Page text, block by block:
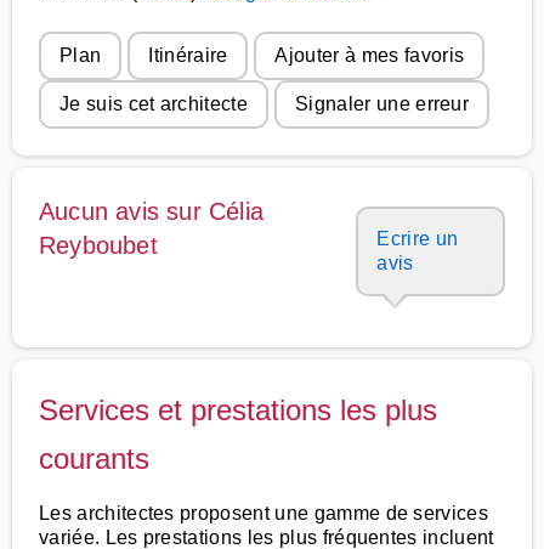
Plan Itinéraire Ajouter à mes favoris
Je suis cet architecte Signaler une erreur
Aucun avis sur Célia
Reyboubet
Ecrire un
avis
Services et prestations les plus
courants
Les architectes proposent une gamme de services
variée. Les prestations les plus fréquentes incluent